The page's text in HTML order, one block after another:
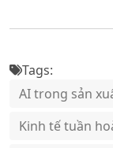
Tags:
AI trong sản
Kinh tế tuần